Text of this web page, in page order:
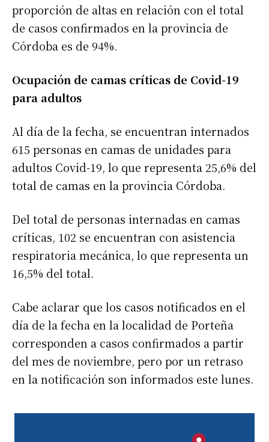
proporción de altas en relación con el total
de casos confirmados en la provincia de
Córdoba es de 94%.
Ocupación de camas críticas de Covid-19
para adultos
Al día de la fecha, se encuentran internados
615 personas en camas de unidades para
adultos Covid-19, lo que representa 25,6% del
total de camas en la provincia Córdoba.
Del total de personas internadas en camas
críticas, 102 se encuentran con asistencia
respiratoria mecánica, lo que representa un
16,5% del total.
Cabe aclarar que los casos notificados en el
día de la fecha en la localidad de Porteña
corresponden a casos confirmados a partir
del mes de noviembre, pero por un retraso
en la notificación son informados este lunes.